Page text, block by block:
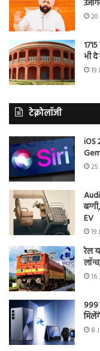
20
भी दे
19
टेक्नोलॉजी
iOS
25
EV
19
रेल
16
999
8